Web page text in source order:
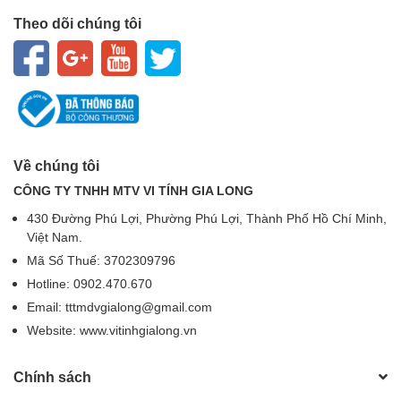
Theo dõi chúng tôi
Về chúng tôi
CÔNG TY TNHH MTV VI TÍNH GIA LONG
430 Đường Phú Lợi, Phường Phú Lợi, Thành Phố Hồ Chí Minh,
Việt Nam.
Mã Số Thuế: 3702309796
Hotline: 0902.470.670
Email: tttmdvgialong@gmail.com
Website: www.vitinhgialong.vn
Chính sách